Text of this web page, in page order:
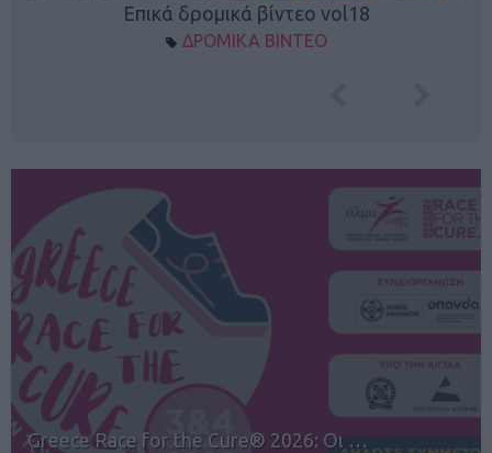
Επικά δρομικά βίντεο vol18
ΔΡΟΜΙΚΑ ΒΙΝΤΕΟ
12ος TUI Rhodes Marathon: Άνοιγμα ε…